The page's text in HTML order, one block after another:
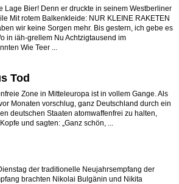
Lage Bier! Denn er druckte in seinem Westberliner
Mit rotem Balkenkleide: NUR KLEINE RAKETEN
wir keine Sorgen mehr. Bis gestern, ich gebe es
in iäh-grellem Nu Achtzigtausend im
Wie Teer ...
Tod
Zone in Mitteleuropa ist in vollem Gange. Als
Monaten vorschlug, ganz Deutschland durch ein
deutschen Staaten atomwaffenfrei zu halten,
und sagten: „Ganz schön, ...
der traditionelle Neujahrsempfang der
brachten Nikolai Bulgänin und Nikita